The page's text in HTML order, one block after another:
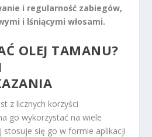
i regularność zabiegów,
i lśniącymi włosami.
OLEJ TAMANU?
z licznych korzyści
go wykorzystać na wiele
stosuje się go w formie aplikacji